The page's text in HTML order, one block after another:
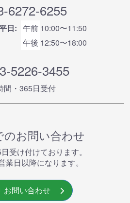
6272-6255
日: 午前 10:00〜11:50
午後 12:50〜18:00
5226-3455
間・365⽇受付
のお問い合わせ
受け付けております。
業⽇以降になります。
お問い合わせ